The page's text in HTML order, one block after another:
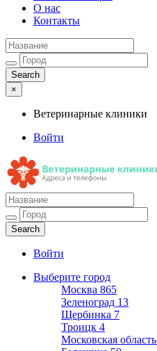
О нас
Контакты
×
Ветеринарные клиники
Войти
Ветеринарные клиники
Адреса и телефоны
Войти
Выберите город
Москва 865
Зеленоград 13
Щербинка 7
Троицк 4
Московская область